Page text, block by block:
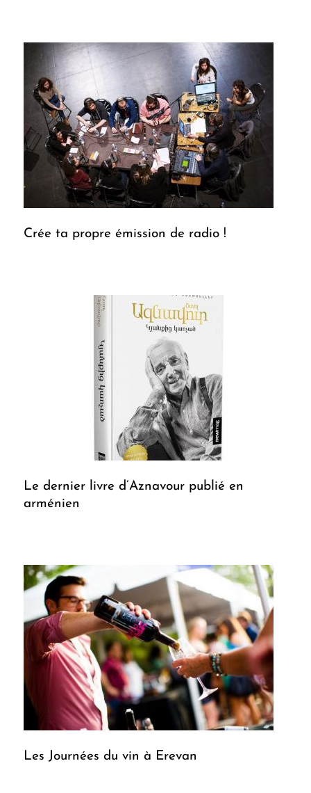
Crée ta propre émission de radio !
Le dernier livre d’Aznavour publié en
arménien
Les Journées du vin à Erevan